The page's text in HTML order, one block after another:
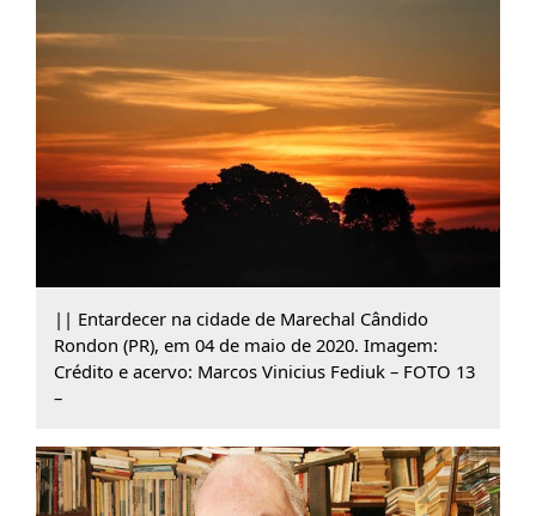
|| Entardecer na cidade de Marechal Cândido
Rondon (PR), em 04 de maio de 2020. Imagem:
Crédito e acervo: Marcos Vinicius Fediuk – FOTO 13
–